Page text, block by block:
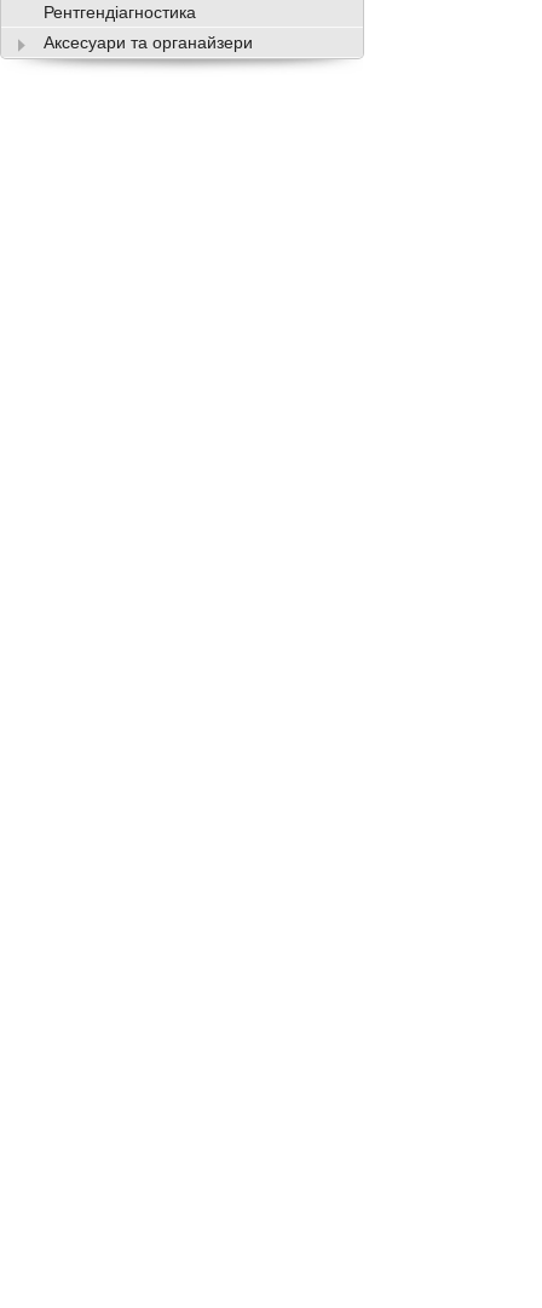
Рентгендіагностика
Аксесуари та органайзери